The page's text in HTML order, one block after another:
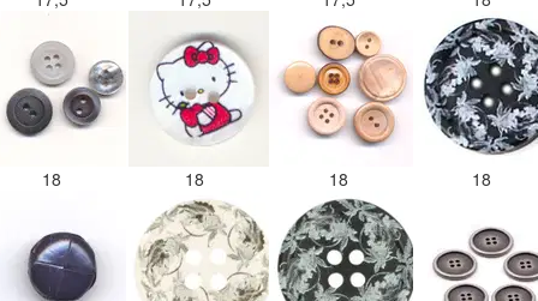
18 18 18 18